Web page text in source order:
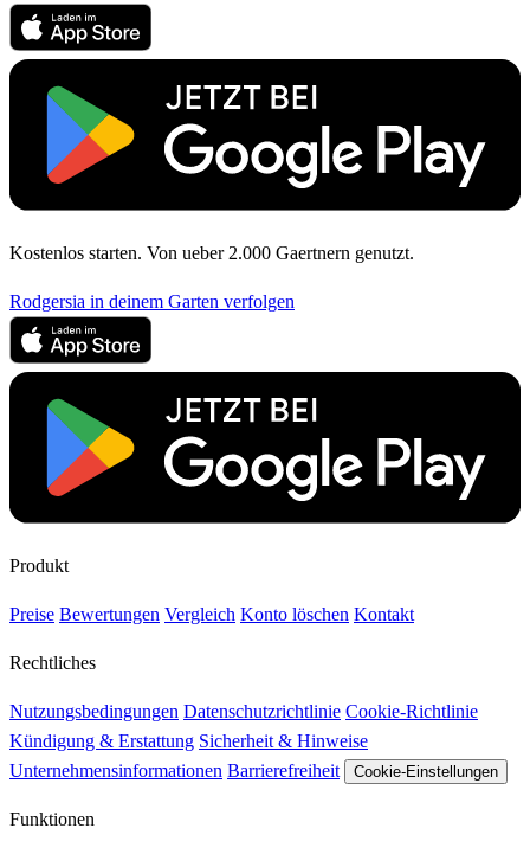
Kostenlos starten. Von ueber 2.000 Gaertnern genutzt.
Rodgersia in deinem Garten verfolgen
Produkt
Preise Bewertungen Vergleich Konto löschen Kontakt
Rechtliches
Nutzungsbedingungen Datenschutzrichtlinie Cookie-Richtlinie
Kündigung & Erstattung Sicherheit & Hinweise
Unternehmensinformationen Barrierefreiheit Cookie-Einstellungen
Funktionen